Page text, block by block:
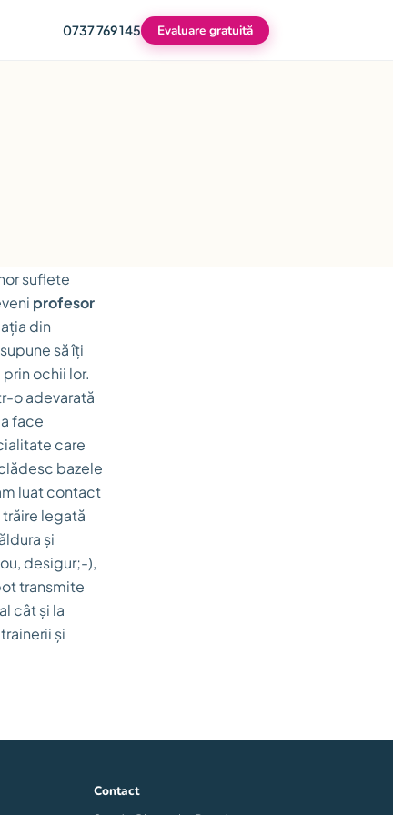
0737 769 145 Evaluare gratuită
suflete
profesor
din
să îți
ochii lor.
o adevarată
face
care
bazele
luat contact
legată
și
desigur;-),
transmite
cât și la
și
Contact